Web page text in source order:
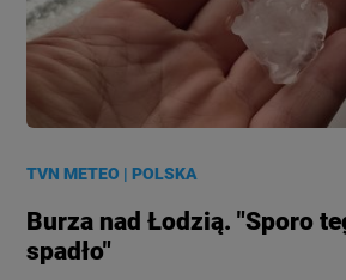
TVN METEO |POLSKA
Burza nad Łodzią. "Sporo
spadło"